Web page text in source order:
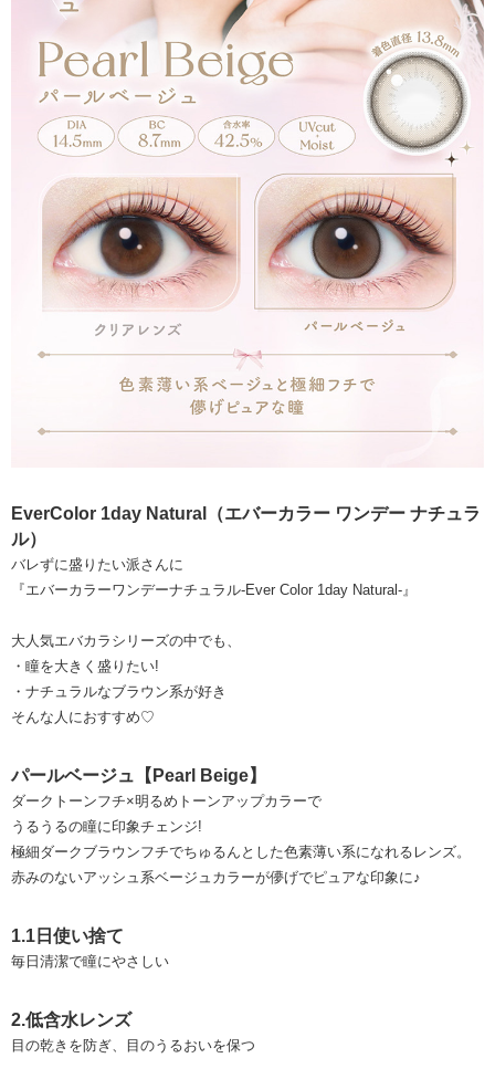
EverColor 1day Natural（エバーカラー ワンデー ナチュラ
ル）
バレずに盛りたい派さんに
『エバーカラーワンデーナチュラル-Ever Color 1day Natural-』
大人気エバカラシリーズの中でも、
・瞳を大きく盛りたい!
・ナチュラルなブラウン系が好き
そんな人におすすめ♡
パールベージュ【Pearl Beige】
ダークトーンフチ×明るめトーンアップカラーで
うるうるの瞳に印象チェンジ!
極細ダークブラウンフチでちゅるんとした色素薄い系になれるレンズ。
赤みのないアッシュ系ベージュカラーが儚げでピュアな印象に♪
1.1日使い捨て
毎日清潔で瞳にやさしい
2.低含水レンズ
目の乾きを防ぎ、目のうるおいを保つ